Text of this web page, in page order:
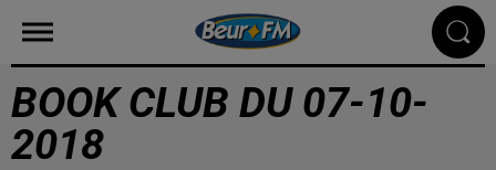
BOOK CLUB DU 07-10-
2018